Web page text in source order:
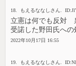
18. もえるななしさん.
立憲は何でも反対
受諾した野田氏へ
2022年10月17日 16:55
19. もえるななしさん.